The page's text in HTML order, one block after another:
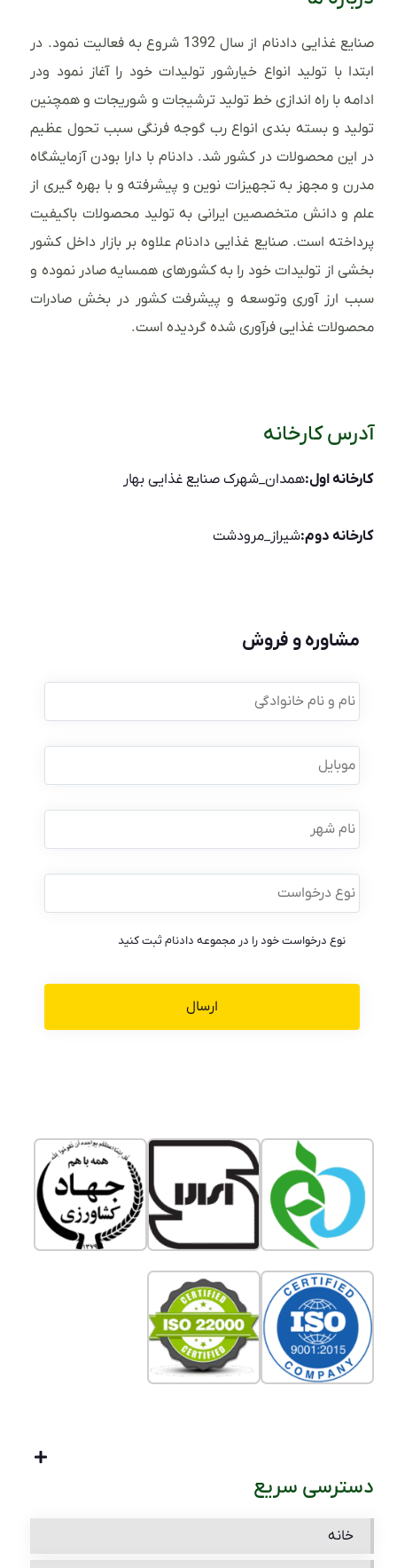
صنایع غذایی دادنام از سال 1392 شروع به فعالیت نمود. در
ابتدا با تولید انواع خیارشور تولیدات خود را آغاز نمود ودر
ادامه با راه اندازی خط تولید ترشیجات و شوریجات و همچنین
تولید و بسته بندی انواع رب گوجه فرنگی سبب تحول عظیم
در این محصولات در کشور شد. دادنام با دارا بودن آزمایشگاه
مدرن و مجهز به تجهیزات نوین و پیشرفته و با بهره گیری از
علم و دانش متخصصین ایرانی به تولید محصولات باکیفیت
پرداخته است. صنایع غذایی دادنام علاوه بر بازار داخل کشور
بخشی از تولیدات خود را به کشورهای همسایه صادر نموده و
سبب ارز آوری وتوسعه و پیشرفت کشور در بخش صادرات
محصولات غذایی فرآوری شده گردیده است.
آدرس کارخانه
کارخانه اول:همدان_شهرک صنایع غذایی بهار
کارخانه دوم:شیراز_مرودشت
مشاوره و فروش
نام
و
نام
موبایل *
نام
شهر
نوع
درخواست *
نوع درخواست خود را در مجموعه دادنام ثبت کنید
دسترسی سریع
خانه